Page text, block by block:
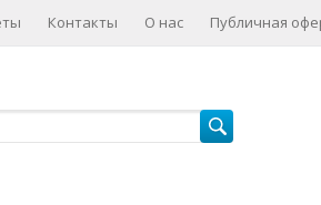
Контакты О нас Публичная